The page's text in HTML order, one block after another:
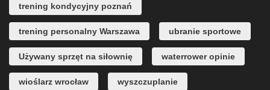
trening kondycyjny poznań
trening personalny Warszawa ubranie sportowe
Używany sprzęt na siłownię waterrower opinie
wioślarz wrocław wyszczuplanie